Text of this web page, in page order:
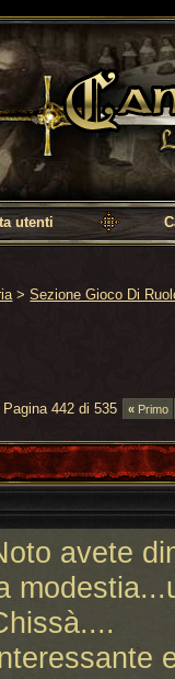
utenti
>Sezione Gioco Di
Pagina 442 di 535 « Primo
avete